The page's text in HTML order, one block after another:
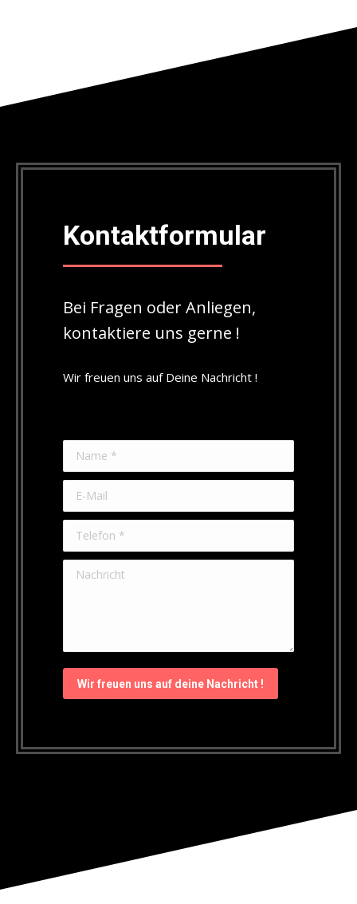
Kontaktformular
Bei Fragen oder Anliegen,
kontaktiere uns gerne !
Wir freuen uns auf Deine Nachricht !
Name *
E-Mail
Telefon *
Nachricht
Wir freuen uns auf deine Nachricht !